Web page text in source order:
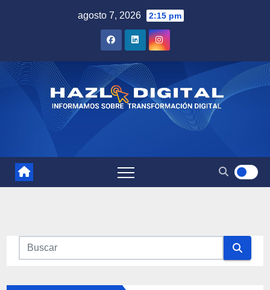
agosto 7, 2026 2:15 pm